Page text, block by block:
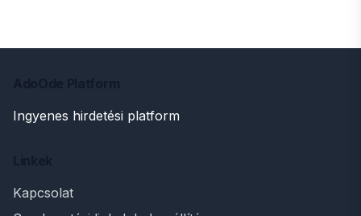
Ingyenes hirdetési platform
Kapcsolat